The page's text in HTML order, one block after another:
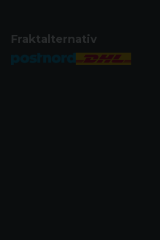
Fraktalternativ